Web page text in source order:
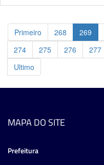
Primeiro 268 269
274
275 276 277
Ultimo
MAPA DO SITE
Prefeitura